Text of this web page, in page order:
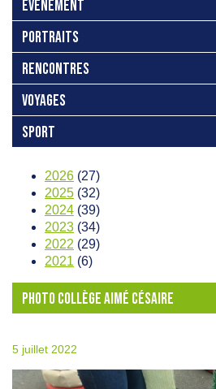
EVÈNEMENT
PORTRAITS
RENCONTRES
VOYAGES
SPORT
2026 (27)
2025 (32)
2024 (39)
2023 (34)
2022 (29)
2021 (6)
PHOTO COLLÈGE AIMÉ CÉSAIRE
5 juillet 2022